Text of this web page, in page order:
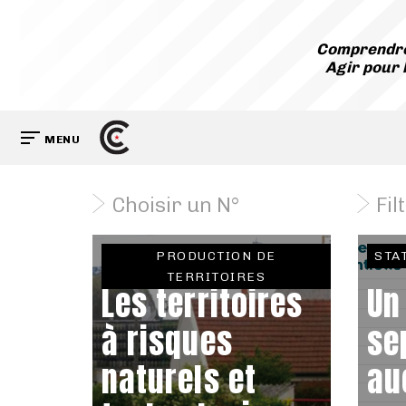
Agir pour
MENU
Choisir un N°
PRODUCTION DE
TERRITOIRES
Les territoires
à risques
naturels et